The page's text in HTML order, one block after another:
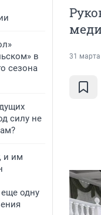
в
сезона
силу не
и им
одну
31